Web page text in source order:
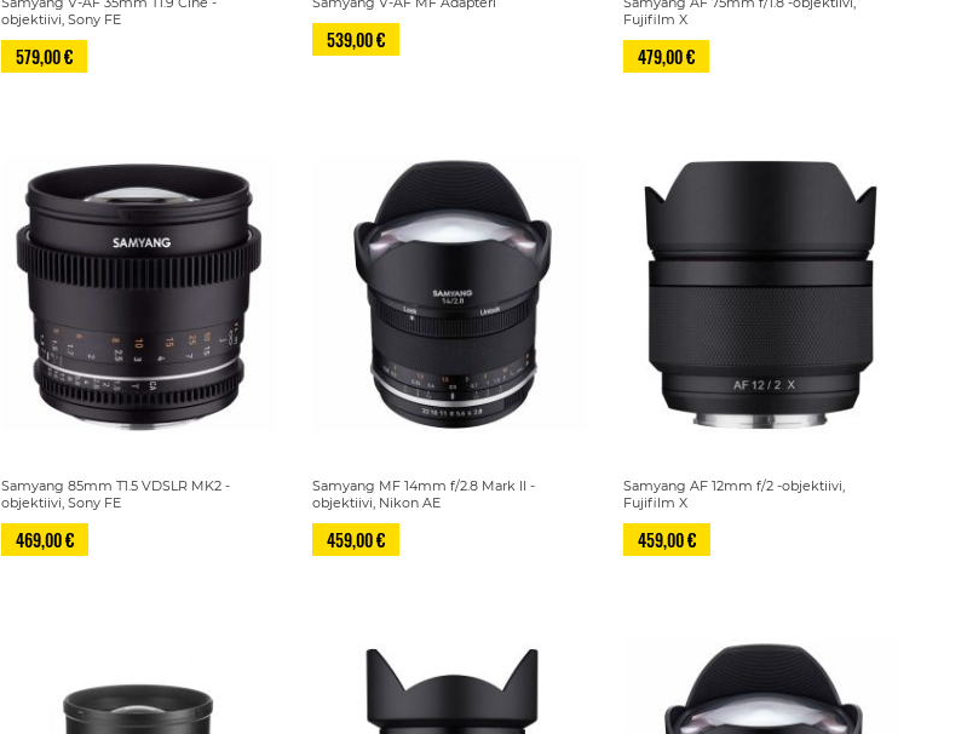
objektiivi, Sony FE
579,00 €
539,00 €
Fujifilm X
479,00 €
Samyang 85mm T1.5 VDSLR MK2 -
objektiivi, Sony FE
469,00 €
Samyang MF 14mm f/2.8 Mark II -
objektiivi, Nikon AE
459,00 €
Samyang AF 12mm f/2 -objektiivi,
Fujifilm X
459,00 €